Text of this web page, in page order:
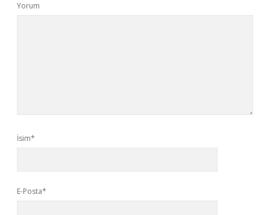
Yorum
İsim*
E-Posta*